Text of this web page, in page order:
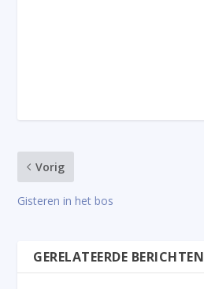
Vorig
Gisteren in het bos
GERELATEERDE BERICHTEN